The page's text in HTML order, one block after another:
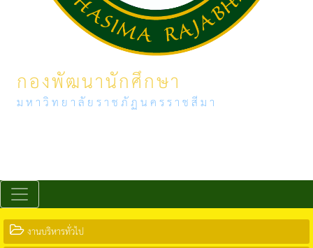
กองพัฒนานักศึกษา
มหาวิทยาลัยราชภัฏนครราชสีมา
งานบริหารทั่วไป